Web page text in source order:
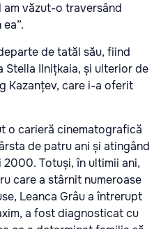
am văzut-o traversând
de tatăl său, fiind
Stella Ilnițkaia, și ulterior de
Kazanțev, care i-a oferit
o carieră cinematografică
de patru ani și atingând
Totuși, în ultimii ani,
care a stârnit numeroase
Leanca Grâu a întrerupt
a fost diagnosticat cu